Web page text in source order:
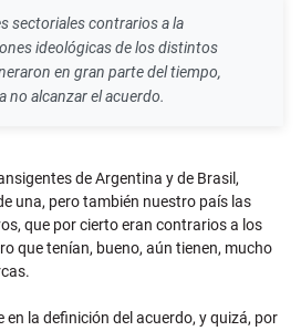
sectoriales contrarios a la
ideológicas de los distintos
en gran parte del tiempo,
no alcanzar el acuerdo.
de Argentina y de Brasil,
una, pero también nuestro país las
que por cierto eran contrarios a los
que tenían, bueno, aún tienen, mucho
en la definición del acuerdo, y quizá, por